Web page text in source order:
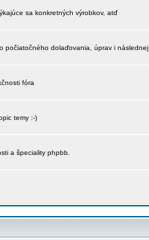
sa konkretných výrobkov, atď
počiatočného dolaďovania, úprav i
fóra
temy :-)
a špeciality phpbb.